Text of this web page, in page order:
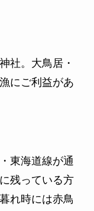
社。大鳥居・
にご利益があ
東海道線が通
残っている方
れ時には赤鳥